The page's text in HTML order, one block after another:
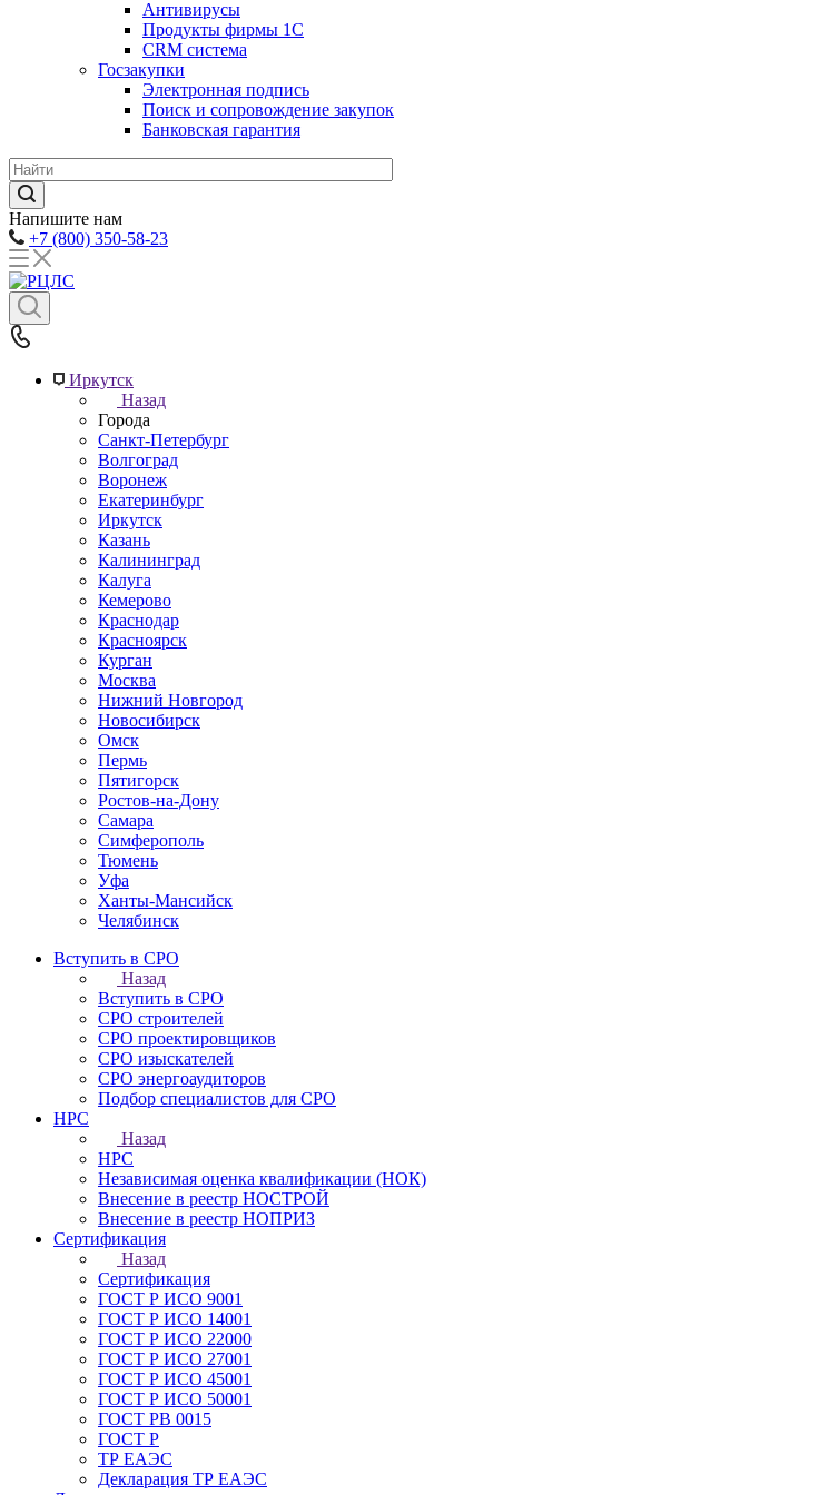
Антивирусы
Продукты фирмы 1C
CRM система
Госзакупки
Электронная подпись
Поиск и сопровождение закупок
Банковская гарантия
Напишите нам
+7 (800) 350-58-23
Иркутск
Назад
Города
Санкт-Петербург
Волгоград
Воронеж
Екатеринбург
Иркутск
Казань
Калининград
Калуга
Кемерово
Краснодар
Красноярск
Курган
Москва
Нижний Новгород
Новосибирск
Омск
Пермь
Пятигорск
Ростов-на-Дону
Самара
Симферополь
Тюмень
Уфа
Ханты-Мансийск
Челябинск
Вступить в СРО
Назад
Вступить в СРО
СРО строителей
СРО проектировщиков
СРО изыскателей
СРО энергоаудиторов
Подбор специалистов для СРО
НРС
Назад
НРС
Независимая оценка квалификации (НОК)
Внесение в реестр НОСТРОЙ
Внесение в реестр НОПРИЗ
Сертификация
Назад
Сертификация
ГОСТ Р ИСО 9001
ГОСТ Р ИСО 14001
ГОСТ Р ИСО 22000
ГОСТ Р ИСО 27001
ГОСТ Р ИСО 45001
ГОСТ Р ИСО 50001
ГОСТ РВ 0015
ГОСТ Р
ТР ЕАЭС
Декларация ТР ЕАЭС